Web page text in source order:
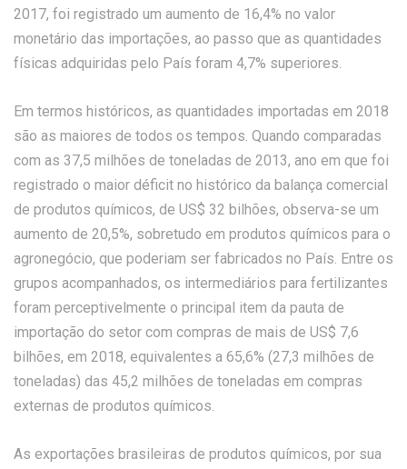
2017, foi registrado um aumento de 16,4% no valor
monetário das importações, ao passo que as quantidades
físicas adquiridas pelo País foram 4,7% superiores.
Em termos históricos, as quantidades importadas em 2018
são as maiores de todos os tempos. Quando comparadas
com as 37,5 milhões de toneladas de 2013, ano em que foi
registrado o maior déficit no histórico da balança comercial
de produtos químicos, de US$ 32 bilhões, observa-se um
aumento de 20,5%, sobretudo em produtos químicos para o
agronegócio, que poderiam ser fabricados no País. Entre os
grupos acompanhados, os intermediários para fertilizantes
foram perceptivelmente o principal item da pauta de
importação do setor com compras de mais de US$ 7,6
bilhões, em 2018, equivalentes a 65,6% (27,3 milhões de
toneladas) das 45,2 milhões de toneladas em compras
externas de produtos químicos.
As exportações brasileiras de produtos químicos, por sua